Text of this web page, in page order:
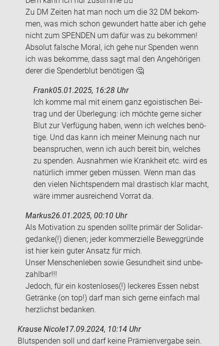
Zu DM Zei­ten hat man noch um die 32 DM be­kom­
men, was mich schon ge­wun­dert hatte aber ich gehe
nicht zum SPEN­DEN um dafür was zu be­kom­men!
Ab­so­lut fal­sche Moral, ich gehe nur Spen­den wenn
ich was be­kom­me, dass sagt mal den An­ge­hö­ri­gen
derer die Spen­der­blut be­nö­ti­gen 🤔
Frank05.01.2025, 16:28 Uhr
Ich komme mal mit einem ganz ego­is­ti­schen Bei­
trag und der Über­le­gung: ich möch­te gerne si­cher
Blut zur Ver­fü­gung haben, wenn ich wel­ches be­nö­
ti­ge. Und das kann ich mei­ner Mei­nung nach nur
be­an­spru­chen, wenn ich auch be­reit bin, wel­ches
zu spen­den. Aus­nah­men wie Krank­heit etc. wird es
na­tür­lich immer geben müs­sen. Wenn man das
den vie­len Nicht­spen­dern mal dras­tisch klar macht,
wäre immer aus­rei­chend Vor­rat da.
Markus26.01.2025, 00:10 Uhr
Als Mo­ti­va­ti­on zu spen­den soll­te pri­mär der So­li­dar­
ge­dan­ke(!) die­nen; jeder kom­mer­zi­el­le Be­weg­grün­de
ist hier kein guter An­satz für mich.
Unser Men­schen­le­ben sowie Ge­sund­heit sind un­be­
zahl­bar!!!
Je­doch, für ein kos­ten­lo­ses(!) le­cke­res Essen nebst
Ge­trän­ke (on top!) darf man sich gerne ein­fach mal
herz­lichst be­dan­ken.
Krause Nicole17.09.2024, 10:14 Uhr
Blut­spen­den soll und darf keine Prä­mi­en­ver­ga­be sein.